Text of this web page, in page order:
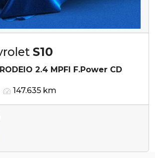
S10
2.4 MPFI F.Power CD
147.635 km